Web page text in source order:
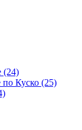
(24)
по Куско (25)